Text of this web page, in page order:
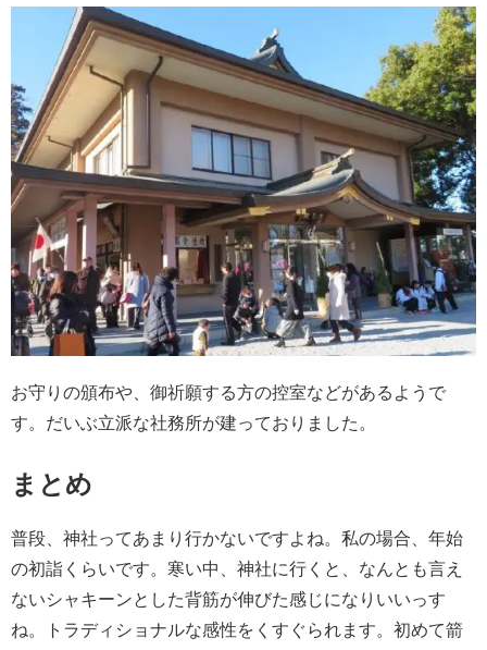
お守りの頒布や、御祈願する方の控室などがあるようで
す。だいぶ立派な社務所が建っておりました。
まとめ
普段、神社ってあまり行かないですよね。私の場合、年始
の初詣くらいです。寒い中、神社に行くと、なんとも言え
ないシャキーンとした背筋が伸びた感じになりいいっす
ね。トラディショナルな感性をくすぐられます。 初めて箭